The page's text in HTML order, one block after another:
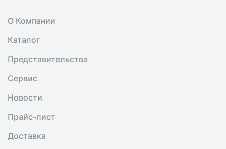
О Компании
Каталог
Представительства
Сервис
Новости
Прайс-лист
Доставка